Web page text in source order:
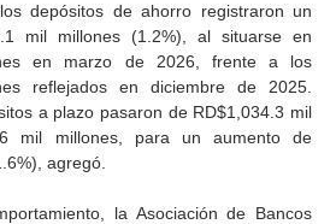
depósitos de ahorro registraron un
mil millones (1.2%), al situarse en
en marzo de 2026, frente a los
reflejados en diciembre de 2025.
a plazo pasaron de RD$1,034.3 mil
mil millones, para un aumento de
agregó.
la Asociación de Bancos